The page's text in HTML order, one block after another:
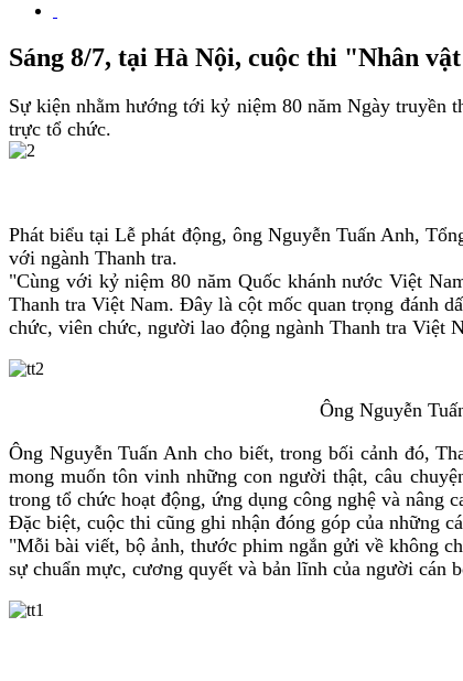
Sáng 8/7, tại Hà Nội, cuộc thi "Nhân
Sự kiện nhằm hướng tới kỷ niệm 80 năm Ngày truyền
trực tổ chức.
Phát biểu tại Lễ phát động, ông Nguyễn Tuấn Anh,
với ngành Thanh tra.
"Cùng với kỷ niệm 80 năm Quốc khánh nước Việt
Thanh tra Việt Nam. Đây là cột mốc quan trọng đánh
chức, viên chức, người lao động ngành Thanh tra Việt
Ông Nguyễn
Ông Nguyễn Tuấn Anh cho biết, trong bối cảnh đó,
mong muốn tôn vinh những con người thật, câu
trong tổ chức hoạt động, ứng dụng công nghệ và nâng
Đặc biệt, cuộc thi cũng ghi nhận đóng góp của những
"Mỗi bài viết, bộ ảnh, thước phim ngắn gửi về không
sự chuẩn mực, cương quyết và bản lĩnh của người cán